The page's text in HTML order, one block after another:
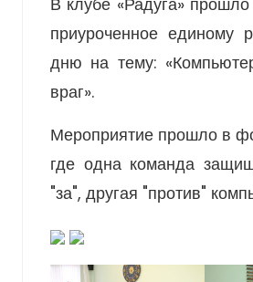
приуроченное единому
дню на тему:
враг».
Мероприятие прошло в
где одна команда
"за", другая "против"